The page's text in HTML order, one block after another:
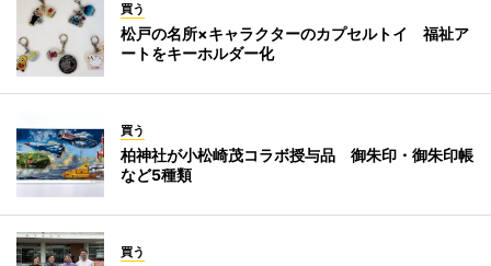
買う
松戸の名所×キャラクターのカプセルトイ 福祉ア
ートをキーホルダー化
買う
柏神社が小松崎茂コラボ授与品 御朱印・御朱印帳
など5種類
買う